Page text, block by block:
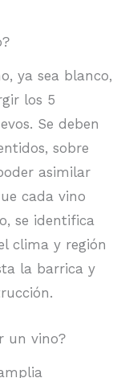
ya sea blanco,
los 5
Se deben
sobre
asimilar
cada vino
se identifica
clima y región
la barrica y
un vino?